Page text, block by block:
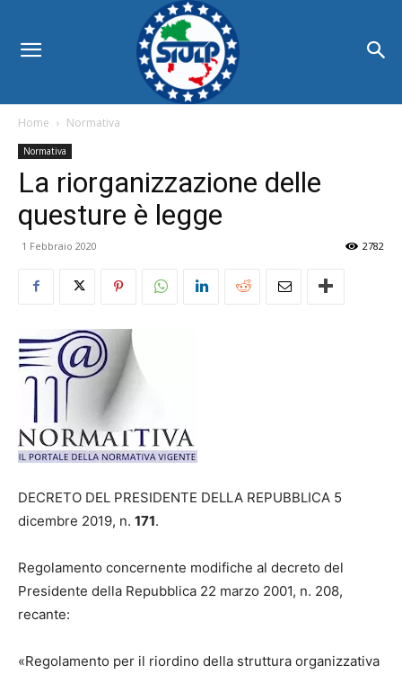
Home Normativa
Normativa
La riorganizzazione delle
questure è legge
1 Febbraio 2020 2782
DECRETO DEL PRESIDENTE DELLA REPUBBLICA 5
dicembre 2019, n. 171.
Regolamento concernente modifiche al decreto del
Presidente della Repubblica 22 marzo 2001, n. 208,
recante:
«Regolamento per il riordino della struttura organizzativa